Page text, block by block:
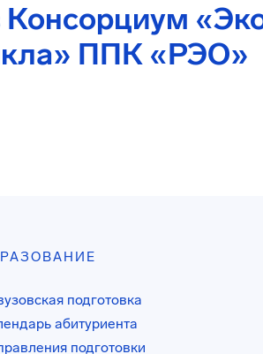
ППК «РЭО»
подготовка
абитуриента
подготовки